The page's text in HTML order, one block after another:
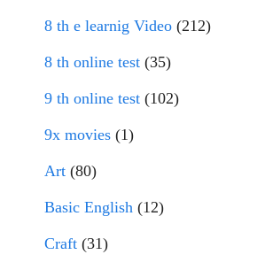
8 th e learnig Video (212)
8 th online test (35)
9 th online test (102)
9x movies (1)
Art (80)
Basic English (12)
Craft (31)